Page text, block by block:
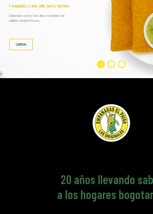
4 empanadas | carne, pollo, queso, ranchera.
Elaboradas con los más altos estandares de
calidad, siempre frescas.
COMPRAR
20 años llevando
a los hogares